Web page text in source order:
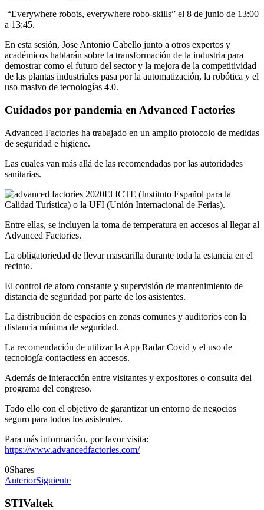
“Everywhere robots, everywhere robo-skills” el 8 de junio de 13:00
a 13:45.
En esta sesión, Jose Antonio Cabello junto a otros expertos y
académicos hablarán sobre la transformación de la industria para
demostrar como el futuro del sector y la mejora de la competitividad
de las plantas industriales pasa por la automatización, la robótica y el
uso masivo de tecnologías 4.0.
Cuidados por pandemia en Advanced Factories
Advanced Factories ha trabajado en un amplio protocolo de medidas
de seguridad e higiene.
Las cuales van más allá de las recomendadas por las autoridades
sanitarias.
El ICTE (Instituto Español para la
Calidad Turística) o la UFI (Unión Internacional de Ferias).
Entre ellas, se incluyen la toma de temperatura en accesos al llegar al
Advanced Factories.
La obligatoriedad de llevar mascarilla durante toda la estancia en el
recinto.
El control de aforo constante y supervisión de mantenimiento de
distancia de seguridad por parte de los asistentes.
La distribución de espacios en zonas comunes y auditorios con la
distancia mínima de seguridad.
La recomendación de utilizar la App Radar Covid y el uso de
tecnología contactless en accesos.
Además de interacción entre visitantes y expositores o consulta del
programa del congreso.
Todo ello con el objetivo de garantizar un entorno de negocios
seguro para todos los asistentes.
Para más información, por favor visita:
https://www.advancedfactories.com/
0Shares
AnteriorSiguiente
STIValtek